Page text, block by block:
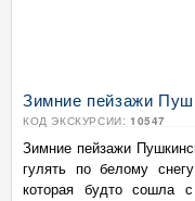
Зимние пейзажи
КОД ЭКСКУРСИИ: 10547
Зимние пейзажи
гулять по белому
которая будто сошла